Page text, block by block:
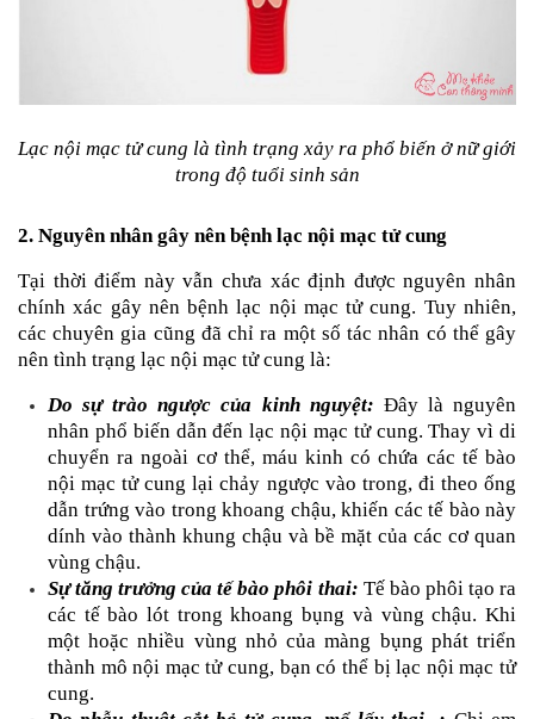
Lạc nội mạc tử cung là tình trạng xảy ra phổ biến ở nữ giới
trong độ tuổi sinh sản
2. Nguyên nhân gây nên bệnh lạc nội mạc tử cung
Tại thời điểm này vẫn chưa xác định được nguyên nhân
chính xác gây nên bệnh lạc nội mạc tử cung. Tuy nhiên,
các chuyên gia cũng đã chỉ ra một số tác nhân có thể gây
nên tình trạng lạc nội mạc tử cung là:
Do sự trào ngược của kinh nguyệt: Đây là nguyên
nhân phổ biến dẫn đến lạc nội mạc tử cung. Thay vì di
chuyển ra ngoài cơ thể, máu kinh có chứa các tế bào
nội mạc tử cung lại chảy ngược vào trong, đi theo ống
dẫn trứng vào trong khoang chậu, khiến các tế bào này
dính vào thành khung chậu và bề mặt của các cơ quan
vùng chậu.
Sự tăng trưởng của tế bào phôi thai: Tế bào phôi tạo ra
các tế bào lót trong khoang bụng và vùng chậu. Khi
một hoặc nhiều vùng nhỏ của màng bụng phát triển
thành mô nội mạc tử cung, bạn có thể bị lạc nội mạc tử
cung.